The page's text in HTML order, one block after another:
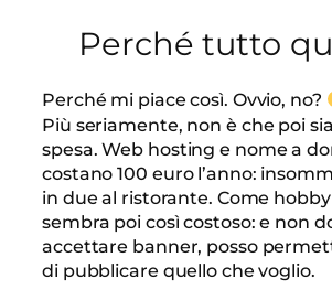
Perché tutto
Perché mi piace così. Ovvio, no?
Più seriamente, non è che poi
spesa. Web hosting e nome a
costano 100 euro l’anno:
in due al ristorante. Come
sembra poi così costoso: e non
accettare banner, posso
di pubblicare quello che voglio.